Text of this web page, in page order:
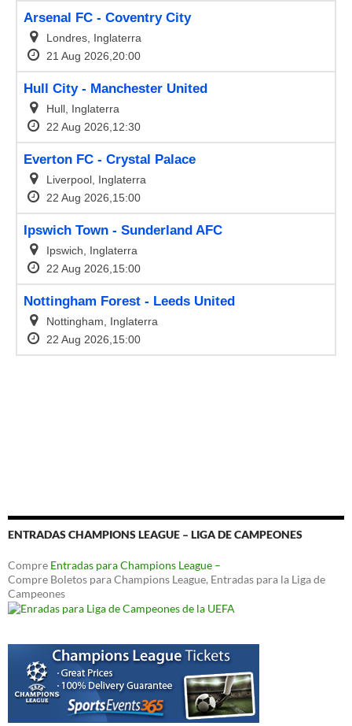
ENTRADAS CHAMPIONS LEAGUE – LIGA DE CAMPEONES
Compre Entradas para Champions League –
Compre Boletos para Champions League, Entradas para la Liga de
Campeones